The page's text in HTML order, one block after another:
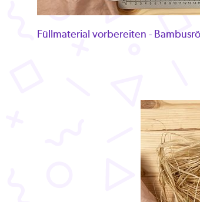
Füllmaterial vorbereiten -